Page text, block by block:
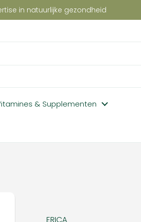
in natuurlijke gezondheid
& Supplementen